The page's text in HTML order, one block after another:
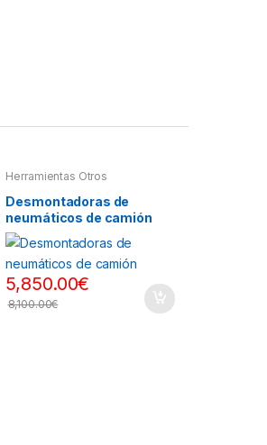
Herramientas Otros
Desmontadoras de
neumáticos de camión
5,850.00€
8,100.00€